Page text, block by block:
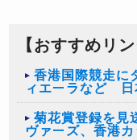
【おすすめリン
香港国際競走に
ィエーラなど 日
菊花賞登録を見
ヴァーズ、香港